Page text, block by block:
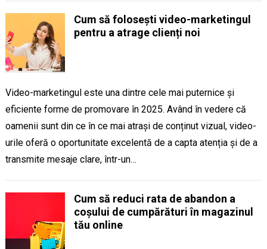
Cum să folosești video-marketingul
pentru a atrage clienți noi
Video-marketingul este una dintre cele mai puternice și
eficiente forme de promovare în 2025. Având în vedere că
oamenii sunt din ce în ce mai atrași de conținut vizual, video-
urile oferă o oportunitate excelentă de a capta atenția și de a
transmite mesaje clare, într-un…
Cum să reduci rata de abandon a
coșului de cumpărături în magazinul
tău online